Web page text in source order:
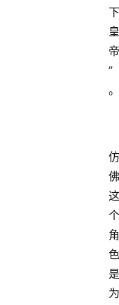
下
皇
帝
”
。
仿
佛
这
个
角
色
是
为